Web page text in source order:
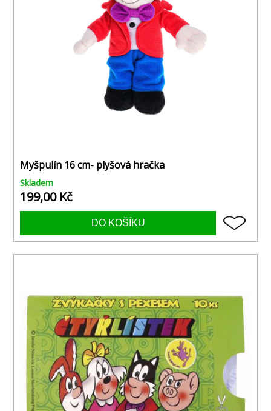
Myšpulín 16 cm- plyšová hračka
Skladem
199,00 Kč